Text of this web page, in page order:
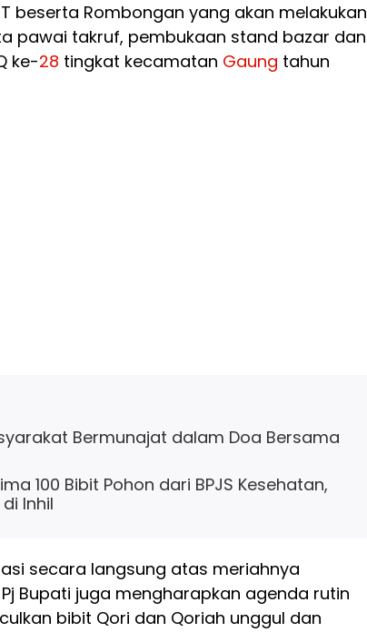
beserta Rombongan yang akan melakukan
pawai takruf, pembukaan stand bazar dan
ke-28 tingkat kecamatan Gaung tahun
Bermunajat dalam Doa Bersama
100 Bibit Pohon dari BPJS Kesehatan,
Inhil
secara langsung atas meriahnya
Bupati juga mengharapkan agenda rutin
bibit Qori dan Qoriah unggul dan